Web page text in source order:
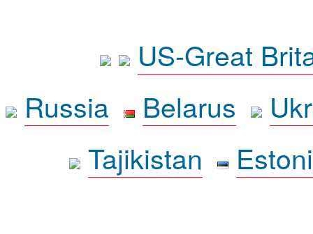
US-Great
Russia
Belarus
Tajikistan